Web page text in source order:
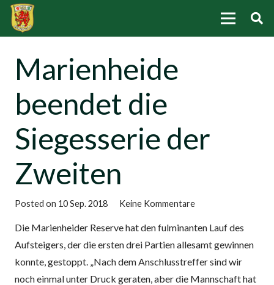
Marienheide
beendet die
Siegesserie der
Zweiten
Posted on 10 Sep. 2018 Keine Kommentare
Die Marienheider Reserve hat den fulminanten Lauf des
Aufsteigers, der die ersten drei Partien allesamt gewinnen
konnte, gestoppt. „Nach dem Anschlusstreffer sind wir
noch einmal unter Druck geraten, aber die Mannschaft hat